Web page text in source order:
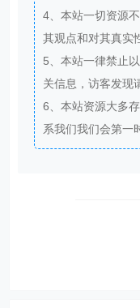
4、本站一切资源
其观点和对其真实
5、本站一律禁止
关信息，访客发现
6、本站资源大多
系我们我们会第一